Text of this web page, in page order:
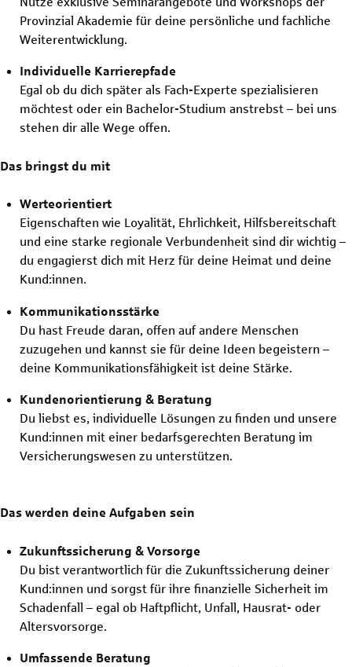
Provinzial Akademie für deine persönliche und fachliche
Weiterentwicklung.
Individuelle Karrierepfade
Egal ob du dich später als Fach-Experte spezialisieren
möchtest oder ein Bachelor-Studium anstrebst – bei uns
stehen dir alle Wege offen.
Das bringst du mit
Werteorientiert
Eigenschaften wie Loyalität, Ehrlichkeit, Hilfsbereitschaft
und eine starke regionale Verbundenheit sind dir wichtig –
du engagierst dich mit Herz für deine Heimat und deine
Kund:innen.
Kommunikationsstärke
Du hast Freude daran, offen auf andere Menschen
zuzugehen und kannst sie für deine Ideen begeistern –
deine Kommunikationsfähigkeit ist deine Stärke.
Kundenorientierung & Beratung
Du liebst es, individuelle Lösungen zu finden und unsere
Kund:innen mit einer bedarfsgerechten Beratung im
Versicherungswesen zu unterstützen.
Das werden deine Aufgaben sein
Zukunftssicherung & Vorsorge
Du bist verantwortlich für die Zukunftssicherung deiner
Kund:innen und sorgst für ihre finanzielle Sicherheit im
Schadenfall – egal ob Haftpflicht, Unfall, Hausrat- oder
Altersvorsorge.
Umfassende Beratung